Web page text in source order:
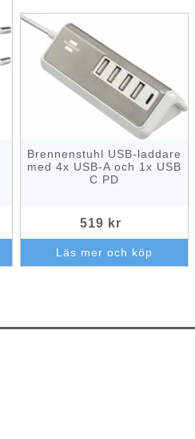
Brennenstuhl USB-laddare
med 4x USB-A och 1x USB
C PD
519 kr
Läs mer och köp